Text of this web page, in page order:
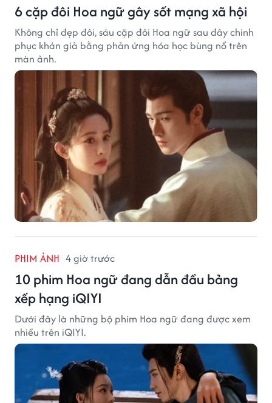
6 cặp đôi Hoa ngữ gây sốt mạng xã hội
Không chỉ đẹp đôi, sáu cặp đôi Hoa ngữ sau đây chinh
phục khán giả bằng phản ứng hóa học bùng nổ trên
màn ảnh.
PHIM ẢNH 4 giờ trước
10 phim Hoa ngữ đang dẫn đầu bảng
xếp hạng iQIYI
Dưới đây là những bộ phim Hoa ngữ đang được xem
nhiều trên iQIYI.